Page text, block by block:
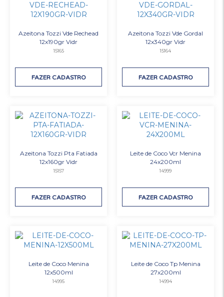
Azeitona Tozzi Vde Rechead
12x190gr Vidr
15165
FAZER CADASTRO
Azeitona Tozzi Vde Gordal
12x340gr Vidr
15164
FAZER CADASTRO
Azeitona Tozzi Pta Fatiada
12x160gr Vidr
15157
FAZER CADASTRO
Leite de Coco Vcr Menina
24x200ml
14999
FAZER CADASTRO
Leite de Coco Menina
12x500ml
14995
Leite de Coco Tp Menina
27x200ml
14994